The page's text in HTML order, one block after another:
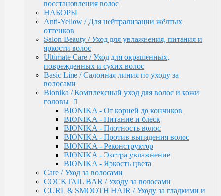
вьющимися волосами
CURL HAIR / Химическая Завивка
FULL FORCE / Здоровье волос
FULL FORCE - Экстракт кокоса /
Восстановления волос
FULL FORCE / Экстракт пурпурного
женьшеня
FULL FORCE - Экстракт алоэ / Против
перхоти
FULL FORCE / Экстракт бамбука
INTENSE PROFI COLOR / Поддержание яркости
цвета и уход за окрашенными волосами
KERATINE ROYAL TREATMENT / Кератиновое
восстановление
KERATINE SYSTEM / Кератиновое выпрямление
волос
MATISSE COLOR / Пигмент прямого действия
MATISSE COLOR / Тонирующие маски
MEGAPOLIS / Антиоксидантная премиум-серия
PERFECT HAIR
PREMIER FOR MEN
SERVICE LINE / Салонный уход
восстановления волос
НАБОРЫ
Anti-Yellow / Для нейтрализации жёлтых
оттенков
Salon Beauty / Уход для увлажнения, питания и
яркости волос
Ultimate Care / Уход для окрашенных,
поврежденных и сухих волос
Basic Line / Салонная линия по уходу за
волосами
Bionika / Комплексный уход для волос и кожи
головы
BIONIKA - От корней до кончиков
BIONIKA - Питание и блеск
BIONIKA - Плотность волос
BIONIKA - Против выпадения волос
BIONIKA - Реконструктор
BIONIKA - Экстра увлажнение
BIONIKA - Яркость цвета
Care / Уход за волосами
COCKTAIL BAR / Уходу за волосами
CURL & SMOOTH HAIR / Уходу за гладкими и